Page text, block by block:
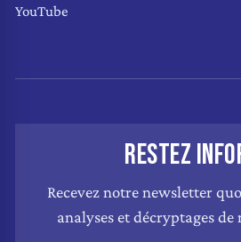
YouTube
RESTEZ
Recevez notre newsletter
analyses et décryptages